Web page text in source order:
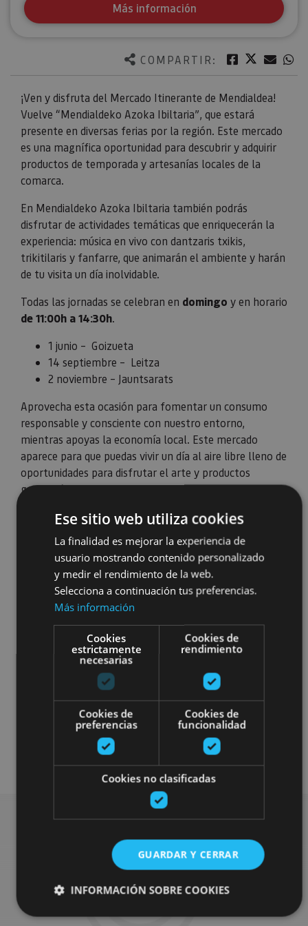
COMPARTIR: Facebook
Twitter
¡Ven y disfruta del Mercado Itinerante de Mendialdea!
Vuelve “Mendialdeko Azoka Ibiltaria”, que estará
presente en diversas ferias por la región. Este mercado
es una magnífica oportunidad para descubrir y adquirir
productos de temporada y artesanías locales de la
comarca.
En Mendialdeko Azoka Ibiltaria también podrás
disfrutar de actividades temáticas que enriquecerán la
experiencia: música en vivo con dantzaris txikis,
trikitilaris y fanfarre, que animarán el ambiente y harán
de tu visita un día inolvidable.
Todas las jornadas se celebran en domingo y en horario
de 11:00h a 14:30h.
1 junio – Goizueta
14 septiembre – Leitza
2 noviembre – Jauntsarats
Aprovecha esta ocasión para fomentar un consumo
responsable y consciente con nuestro entorno,
mientras apoyas la economía local. Este mercado
aparece para que puedas vivir un día al aire libre lleno de
oportunidades para disfrutar el arte y productos
gastronómicos de la zona de Plazaola. ¡No te lo
Más información
Search for more
festivals and events
Ese sitio web utiliza cookies
La finalidad es mejorar la experiencia de
usuario mostrando contenido personalizado
y medir el rendimiento de la web.
Selecciona a continuación tus preferencias.
Más información
Cookies
estrictamente
necesarias
Cookies de
rendimiento
Cookies de
preferencias
Cookies de
funcionalidad
Cookies no clasificadas
GUARDAR Y CERRAR
INFORMACIÓN SOBRE COOKIES